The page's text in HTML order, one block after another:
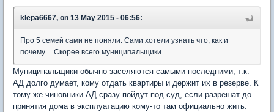
klepa6667, on 13 May 2015 - 06:56:
Про 5 семей сами не поняли. Сами хотели узнать что, как и
почему.... Скорее всего муниципальщики.
Муниципальщики обычно заселяются самыми последними, т.к.
АД долго думает, кому отдать квартиры и держит их в резерве. К
тому же чиновники АД сразу пойдут под суд, если разрешат до
принятия дома в эксплуатацию кому-то там официально жить.